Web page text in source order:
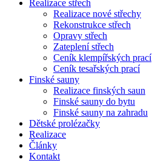
Realizace střech
Realizace nové střechy
Rekonstrukce střech
Opravy střech
Zateplení střech
Ceník klempířských prací
Ceník tesařských prací
Finské sauny
Realizace finských saun
Finské sauny do bytu
Finské sauny na zahradu
Dětské prolézačky
Realizace
Články
Kontakt